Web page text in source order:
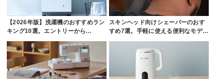
【2026年版】洗濯機のおすすめラン
キング10選。エントリーから…
スキンヘッド向けシェーバーのおす
すめ7選。手軽に使える便利なモデ…